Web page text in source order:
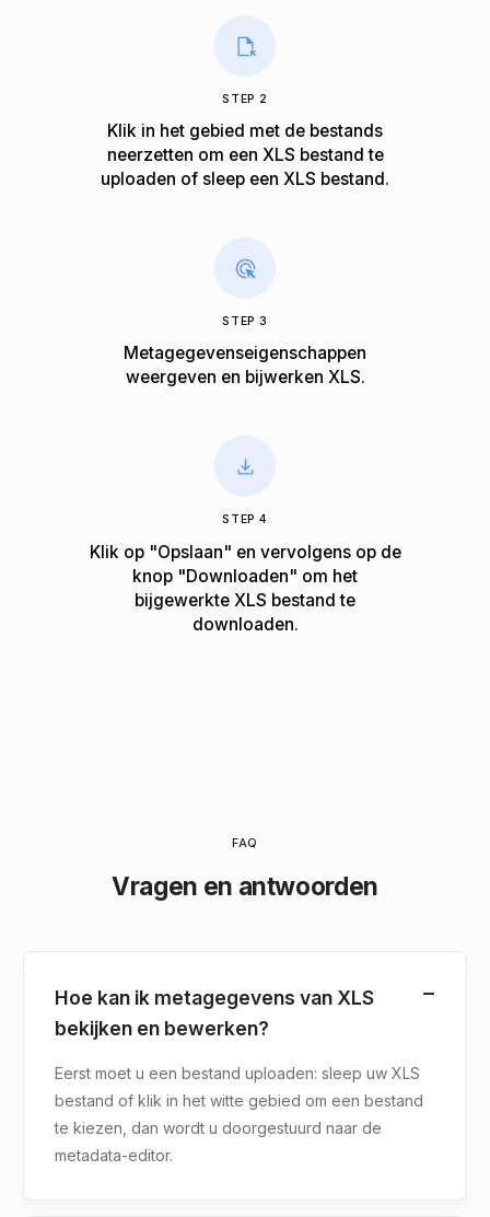
STEP 2
Klik in het gebied met de bestands
neerzetten om een XLS bestand te
uploaden of sleep een XLS bestand.
STEP 3
Metagegevenseigenschappen
weergeven en bijwerken XLS.
STEP 4
Klik op "Opslaan" en vervolgens op de
knop "Downloaden" om het
bijgewerkte XLS bestand te
downloaden.
FAQ
Vragen en antwoorden
Hoe kan ik metagegevens van XLS
bekijken en bewerken?
Eerst moet u een bestand uploaden: sleep uw XLS
bestand of klik in het witte gebied om een bestand
te kiezen, dan wordt u doorgestuurd naar de
metadata-editor.